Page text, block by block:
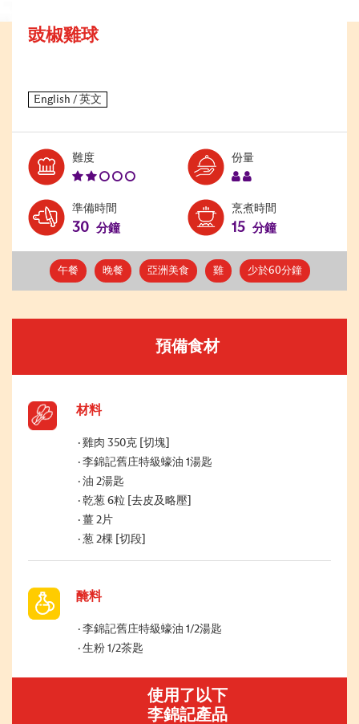
豉椒雞球
難度Level:
份量Serves:
準備時間
30 分鐘
烹煮時間
15 分鐘
午餐 晚餐 亞洲美食 雞 少於60分鐘
預備食材
材料
雞肉 350克 [切塊]
李錦記舊庄特級蠔油 1湯匙
油 2湯匙
乾葱 6粒 [去皮及略壓]
薑 2片
葱 2棵 [切段]
醃料
李錦記舊庄特級蠔油 1/2湯匙
生粉 1/2茶匙
使用了以下
李錦記產品